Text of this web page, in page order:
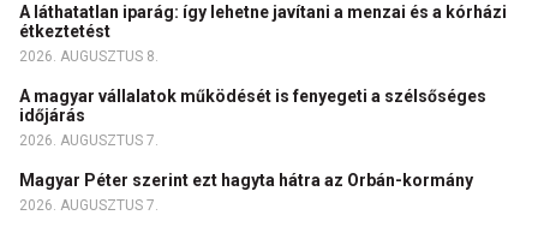
A láthatatlan iparág: így lehetne javítani a menzai és a kórházi
étkeztetést
2026. AUGUSZTUS 8.
A magyar vállalatok működését is fenyegeti a szélsőséges
időjárás
2026. AUGUSZTUS 7.
Magyar Péter szerint ezt hagyta hátra az Orbán-kormány
2026. AUGUSZTUS 7.